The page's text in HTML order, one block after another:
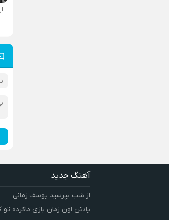
آهنگ جدید
از شب بپرسید یوسف زمانی
یادتن اون زمان بازی ماکرده